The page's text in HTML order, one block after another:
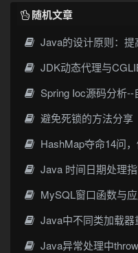
随机文章
Java的设计原则：
JDK动态代理与
Spring Ioc源码分析
避免死锁的方法分享
HashMap夺命14问
Java 时间日期处理
MySQL窗口函数与
Java中不同类加载器
Java异常处理中